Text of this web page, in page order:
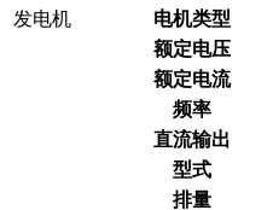
发电机
电机类型
额定电压
额定电流
频率
直流输出
型式
排量